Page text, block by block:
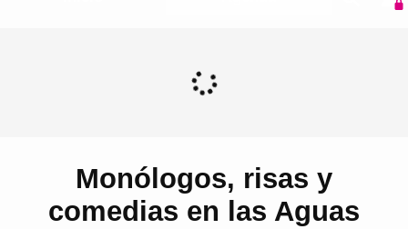
Monólogos, risas y
comedias en las Aguas